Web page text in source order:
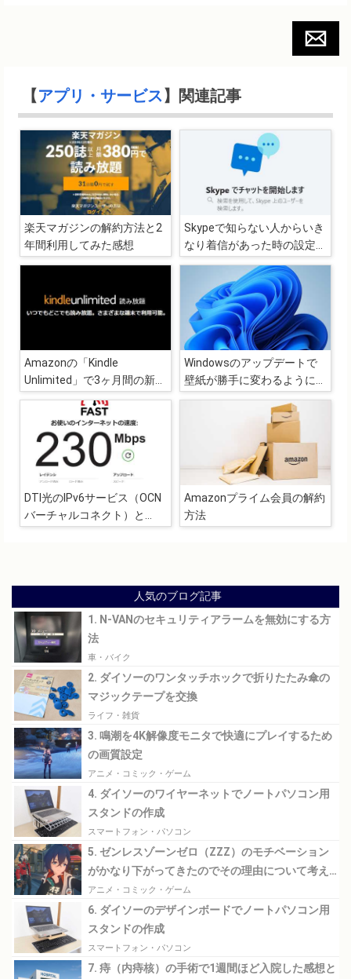
【アプリ・サービス 】関連記事
楽天マガジンの解約方法と2
年間利用してみた感想
Skypeで知らない人からいき
なり着信があった時の設定の
見直し（Windows 10）
Amazonの「Kindle
Unlimited」で3ヶ月間の新生
活キャンペーンプラン提供
Windowsのアップデートで
壁紙が勝手に変わるようにな
ったのでテーマの設定を見直
DTI光のIPv6サービス（OCN
バーチャルコネクト）と
Amazonプライム会員の解約
方法
人気のブログ記事
1. N-VANのセキュリティアラームを無効にする方
法
車・バイク
2. ダイソーのワンタッチホックで折りたたみ傘の
マジックテープを交換
ライフ・雑貨
3. 鳴潮を4K解像度モニタで快適にプレイするため
の画質設定
アニメ・コミック・ゲーム
4. ダイソーのワイヤーネットでノートパソコン用
スタンドの作成
スマートフォン・パソコン
5. ゼンレスゾーンゼロ（ZZZ）のモチベーション
がかなり下がってきたのでその理由について考え
てみる
アニメ・コミック・ゲーム
6. ダイソーのデザインボードでノートパソコン用
スタンドの作成
スマートフォン・パソコン
7. 痔（内痔核）の手術で1週間ほど入院した感想と